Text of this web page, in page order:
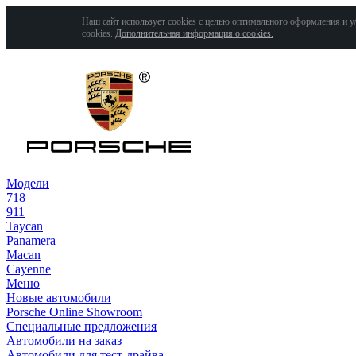
Наш сайт использует cookies с целью оптимального оформления и
cookies. Дополнительная информация о cookies.
Модели
718
911
Taycan
Panamera
Macan
Cayenne
Меню
Новые автомобили
Porsche Online Showroom
Специальные предложения
Автомобили на заказ